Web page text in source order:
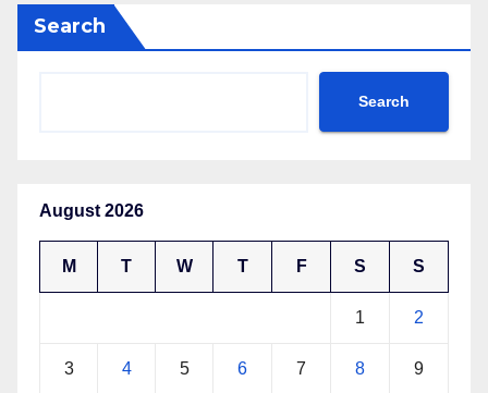
Search
Search
August 2026
M T W T F S S
1 2
3 4 5 6 7 8 9